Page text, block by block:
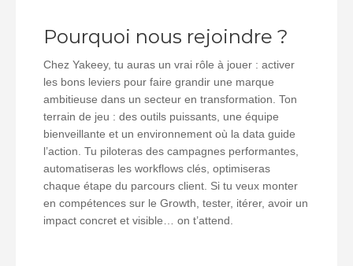
Pourquoi nous rejoindre ?
Chez Yakeey, tu auras un vrai rôle à jouer : activer
les bons leviers pour faire grandir une marque
ambitieuse dans un secteur en transformation. Ton
terrain de jeu : des outils puissants, une équipe
bienveillante et un environnement où la data guide
l’action. Tu piloteras des campagnes performantes,
automatiseras les workflows clés, optimiseras
chaque étape du parcours client. Si tu veux monter
en compétences sur le Growth, tester, itérer, avoir un
impact concret et visible… on t’attend.